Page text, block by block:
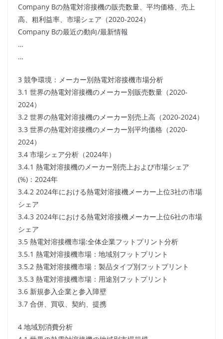
Company Bの熱電対溶接機の販売数量、平均価格、売上
高、粗利益率、市場シェア（2020-2024）
Company Bの最近の動向/最新情報
…
…
3 競争環境：メーカー別熱電対溶接機市場分析
3.1 世界の熱電対溶接機のメーカー別販売数量（2020-
2024）
3.2 世界の熱電対溶接機のメーカー別売上高（2020-2024）
3.3 世界の熱電対溶接機のメーカー別平均価格（2020-
2024）
3.4 市場シェア分析（2024年）
3.4.1 熱電対溶接機のメーカー別売上および市場シェア
(%)：2024年
3.4.2 2024年における熱電対溶接機メーカー上位3社の市場
シェア
3.4.3 2024年における熱電対溶接機メーカー上位6社の市場
シェア
3.5 熱電対溶接機市場:全体企業フットプリント分析
3.5.1 熱電対溶接機市場：地域別フットプリント
3.5.2 熱電対溶接機市場：製品タイプ別フットプリント
3.5.3 熱電対溶接機市場：用途別フットプリント
3.6 新規参入企業と参入障壁
3.7 合併、買収、契約、提携
4 地域別消費分析